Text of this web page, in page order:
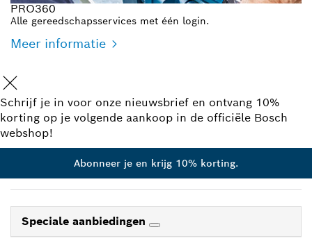
PRO360
Alle gereedschapsservices met één login.
Meer informatie
Schrijf je in voor onze nieuwsbrief en ontvang 10%
korting op je volgende aankoop in de officiële Bosch
webshop!
Abonneer je en krijg 10% korting.
Speciale aanbiedingen